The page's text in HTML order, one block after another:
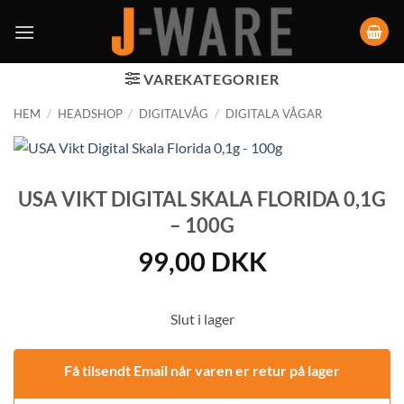
VAREKATEGORIER
HEM / HEADSHOP / DIGITALVÅG / DIGITALA VÅGAR
USA VIKT DIGITAL SKALA FLORIDA 0,1G
– 100G
99,00 DKK
Slut i lager
Få tilsendt Email når varen er retur på lager